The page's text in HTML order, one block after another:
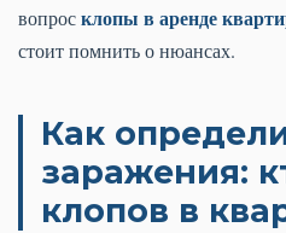
вопросклопы в аренде
стоит помнить о нюансах.
Как
заражения:
клопов в